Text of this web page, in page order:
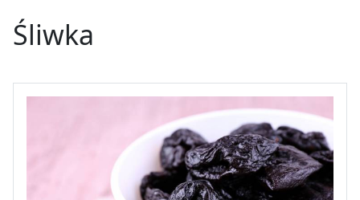
Śliwka